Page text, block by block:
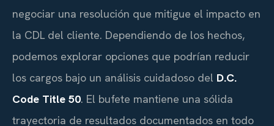
negociar una resolución que mitigue el impacto en
la CDL del cliente. Dependiendo de los hechos,
podemos explorar opciones que podrían reducir
los cargos bajo un análisis cuidadoso del D.C.
Code Title 50. El bufete mantiene una sólida
trayectoria de resultados documentados en todo